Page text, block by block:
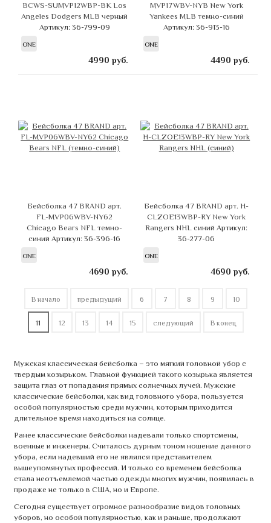
BCWS-SUMVP12WBP-BK Los
Angeles Dodgers MLB черный
Артикул: 36-799-09
ONE
4990 руб.
MVP17WBV-NYB New York
Yankees MLB темно-синий
Артикул: 36-913-16
ONE
4490 руб.
Бейсболка 47 BRAND арт.
FL-MVP06WBV-NY62
Chicago Bears NFL темно-
синийАртикул: 36-396-16
ONE
4690 руб.
Бейсболка 47 BRAND арт. H-
CLZOE13WBP-RY New York
Rangers NHL синийАртикул:
36-277-06
ONE
4690 руб.
В начало предыдущий 6 7 8 9 10
11 12 13 14 15 следующий В конец
Мужская классическая бейсболка – это мягкий головной убор с
твердым козырьком. Главной функцией такого козырька является
защита глаз от попадания прямых солнечных лучей. Мужские
классические бейсболки, как вид головного убора, пользуется
особой популярностью среди мужчин, которым приходится
длительное время находиться на солнце.
Ранее классические бейсболки надевали только спортсмены,
военные и инженеры. Считалось дурным тоном ношение данного
убора, если надевший его не являлся представителем
вышеупомянутых профессий. И только со временем бейсболка
стала неотъемлемой частью одежды многих мужчин, появилась в
продаже не только в США, но и Европе.
Сегодня существует огромное разнообразие видов головных
уборов, но особой популярностью, как и раньше, продолжают